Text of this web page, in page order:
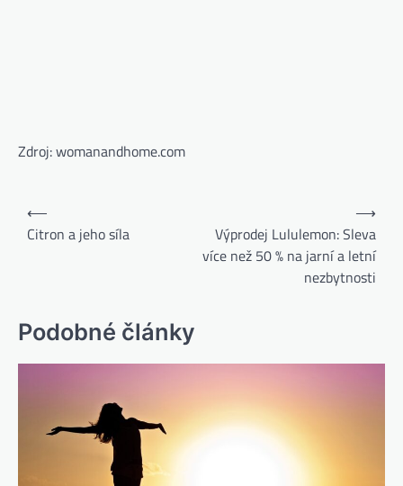
Zdroj: womanandhome.com
⟵
Citron a jeho síla
Výprodej Lululemon: Sleva
více než 50 % na jarní a letní
nezbytnosti
⟶
Podobné články